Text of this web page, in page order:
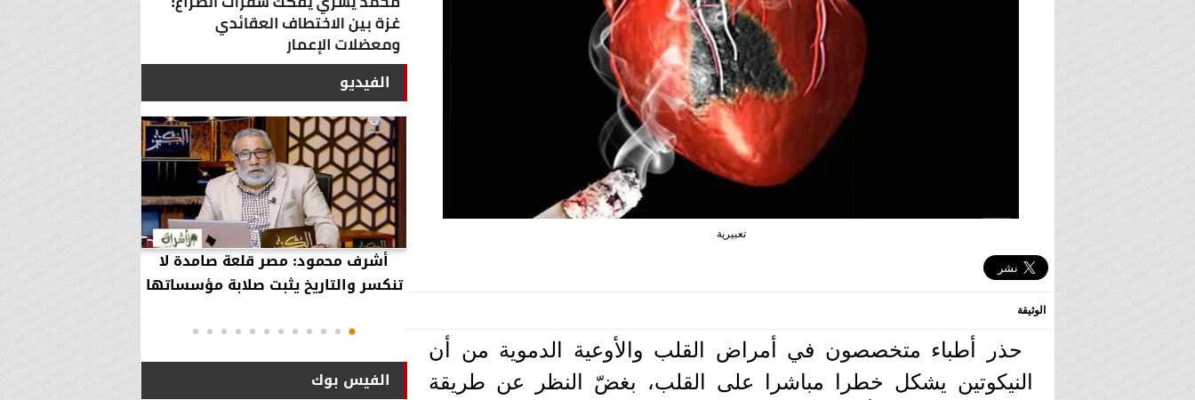
تعبيرية
الوثيقة
حذر أطباء متخصصون في أمراض القلب والأوعية الدموية من أن
النيكوتين يشكل خطرا مباشرا على القلب، بغضّ النظر عن طريقة
الفيديو
أشرف محمود: مصر قلعة صامدة لا
تنكسر والتاريخ يثبت صلابة مؤسساتها
الفيس بوك